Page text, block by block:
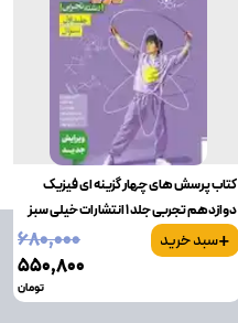
کتاب پرسش های چهار گزینه ای فیزیک
دوازدهم تجربی جلد 1 انتشارات خیلی سبز
+سبد خرید
۶۸۰٬۰۰۰
۵۵۰٬۸۰۰
تومان